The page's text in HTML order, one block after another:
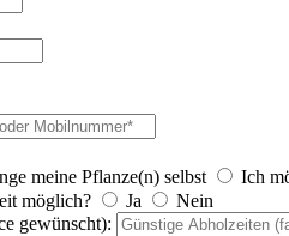
meine Pflanze(n) selbst
Ich
möglich?
Ja
Nein
gewünscht):